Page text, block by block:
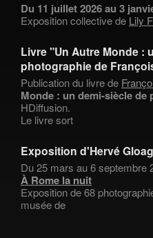
Du 11 juillet 2026 au 3
Exposition collective de Lily
Livre "Un Autre Monde :
photographie de
Publication du livre de
Monde : un demi-siècle de
HDiffusion.
Le livre sort
Exposition d'Hervé
Du 25 mars au 6 septembre
À Rome la nuit
Exposition de 68
musée de